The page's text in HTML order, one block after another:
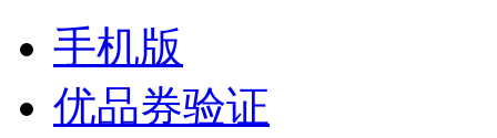
手机版
优品券验证